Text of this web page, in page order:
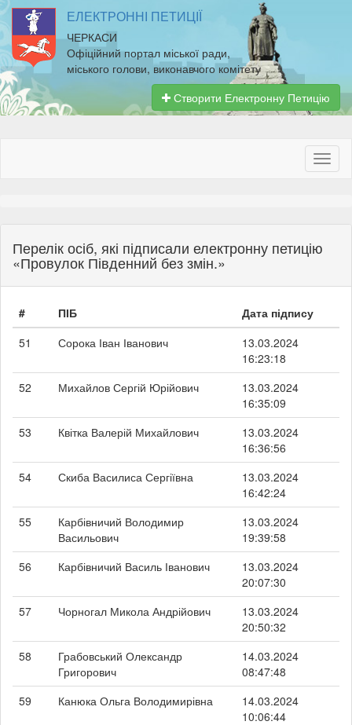
ЕЛЕКТРОННІ ПЕТИЦІЇ
ЧЕРКАСИ
Офіційний портал міської ради,
міського голови, виконавчого комітету
Створити Електронну Петицію
Перелік осіб, які підписали електронну петицію
«Провулок Південний без змін.»
# ПІБ
Дата підпису
51
Сорока Іван Іванович
13.03.2024
16:23:18
52
Михайлов Сергій Юрійович
13.03.2024
16:35:09
53
Квітка Валерій Михайлович
13.03.2024
16:36:56
54
Скиба Василиса Сергіївна
13.03.2024
16:42:24
55
Карбівничий Володимир
Васильович
13.03.2024
19:39:58
56
Карбівничий Василь Іванович
13.03.2024
20:07:30
57
Чорногал Микола Андрійович
13.03.2024
20:50:32
58
Грабовський Олександр
Григорович
14.03.2024
08:47:48
59
Канюка Ольга Володимирівна
14.03.2024
10:06:44